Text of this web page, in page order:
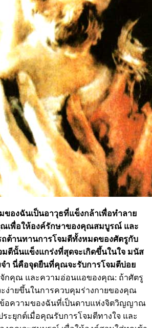
ของฉันเป็นอาวุธที่แข็งกล้าเพื่อทำลาย
เพื่อให้องค์รักษาของคุณสมบูรณ์ และ
ต้านทานการโจมตีทั้งหมดของศัตรูกับ
มตีนั้นแข็งแกร่งที่สุดจะเกิดขึ้นในใจ มนัส
ำ นี่คือจุดยืนที่คุณจะรับการโจมตีบ่อย
กคุณ และความอ่อนแอของคุณ: ถ้าศัตรู
ง่ายขึ้นในการควบคุมร่างกายของคุณ
อความของฉันที่เป็นดาบแห่งจิตวิญญาณ
ะยุกต์เมื่อคุณรับการโจมตีทางใจ และ